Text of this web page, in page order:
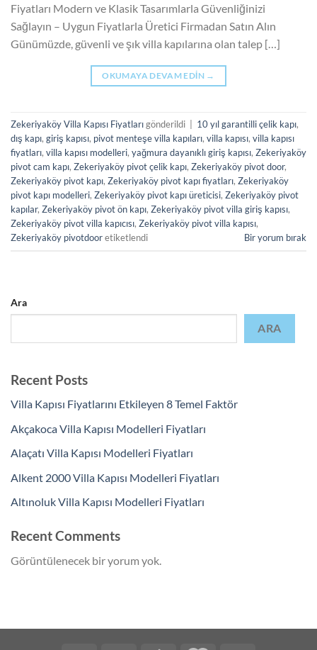
Fiyatları Modern ve Klasik Tasarımlarla Güvenliğinizi
Sağlayın – Uygun Fiyatlarla Üretici Firmadan Satın Alın
Günümüzde, güvenli ve şık villa kapılarına olan talep […]
OKUMAYA DEVAM EDIN →
Zekeriyaköy Villa Kapısı Fiyatlarıgönderildi 10 yıl garantilli çelik kapı,
dış kapı, giriş kapısı, pivot menteşe villa kapıları, villa kapısı, villa kapısı
fiyatları, villa kapısı modelleri, yağmura dayanıklı giriş kapısı, Zekeriyaköy
pivot cam kapı, Zekeriyaköy pivot çelik kapı, Zekeriyaköy pivot door,
Zekeriyaköy pivot kapı, Zekeriyaköy pivot kapı fiyatları, Zekeriyaköy
pivot kapı modelleri, Zekeriyaköy pivot kapı üreticisi, Zekeriyaköy pivot
kapılar, Zekeriyaköy pivot ön kapı, Zekeriyaköy pivot villa giriş kapısı,
Zekeriyaköy pivot villa kapıcısı, Zekeriyaköy pivot villa kapısı,
Zekeriyaköy pivotdooretiketlendi Bir yorum bırak
Ara
ARA
Recent Posts
Villa Kapısı Fiyatlarını Etkileyen 8 Temel Faktör
Akçakoca Villa Kapısı Modelleri Fiyatları
Alaçatı Villa Kapısı Modelleri Fiyatları
Alkent 2000 Villa Kapısı Modelleri Fiyatları
Altınoluk Villa Kapısı Modelleri Fiyatları
Recent Comments
Görüntülenecek bir yorum yok.